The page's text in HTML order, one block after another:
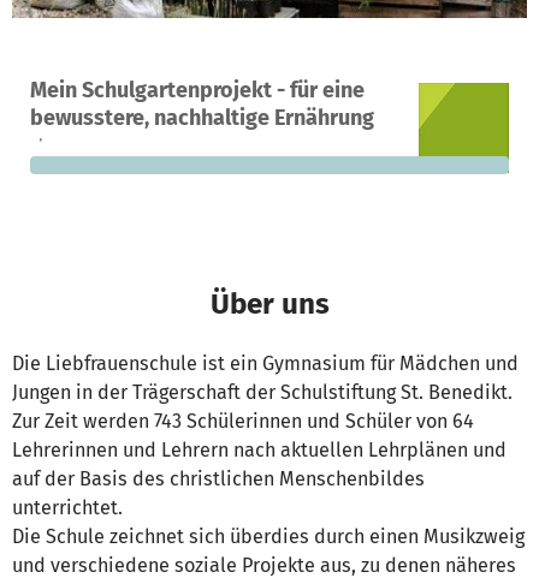
Mein Schulgartenprojekt - für eine
bewusstere, nachhaltige Ernährung
Ein Projekt in Oldenburg, Deutschland
0 0 %
finanziert
Über uns
Die Liebfrauenschule ist ein Gymnasium für Mädchen und
Jungen in der Trägerschaft der Schulstiftung St. Benedikt.
Zur Zeit werden 743 Schülerinnen und Schüler von 64
Lehrerinnen und Lehrern nach aktuellen Lehrplänen und
auf der Basis des christlichen Menschenbildes
unterrichtet.
Die Schule zeichnet sich überdies durch einen Musikzweig
und verschiedene soziale Projekte aus, zu denen näheres